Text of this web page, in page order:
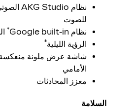
للصوت
نظام Google built-in
*
الرؤية الليلية *
شاشة عرض ملونة منعكسة
الأمامي
معزز المحادثات
السلامة